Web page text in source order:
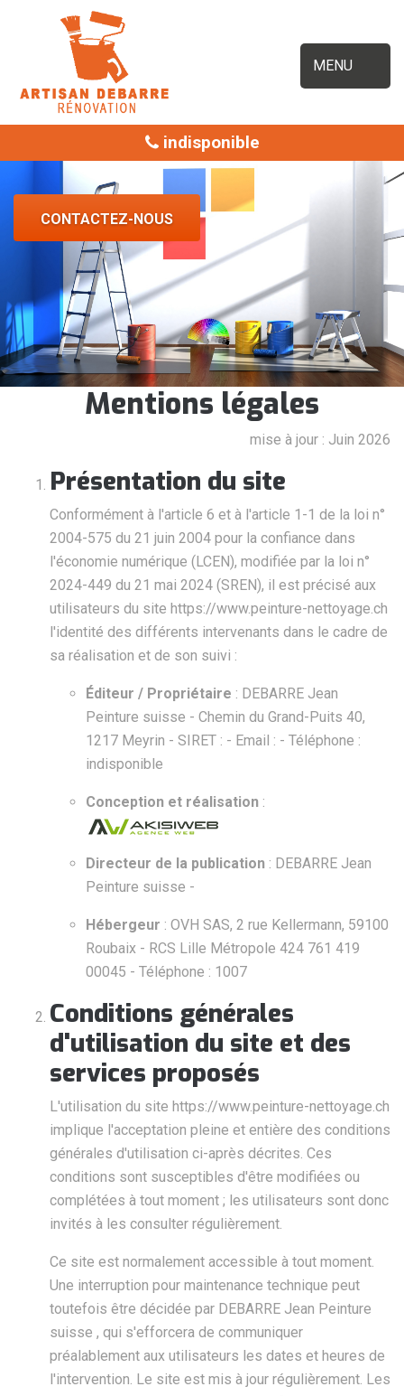
MENU
indisponible
CONTACTEZ-NOUS
Mentions légales
mise à jour : Juin 2026
Présentation du site
Conformément à l'article 6 et à l'article 1-1 de la loi n°
2004-575 du 21 juin 2004 pour la confiance dans
l'économie numérique (LCEN), modifiée par la loi n°
2024-449 du 21 mai 2024 (SREN), il est précisé aux
utilisateurs du site https://www.peinture-nettoyage.ch
l'identité des différents intervenants dans le cadre de
sa réalisation et de son suivi :
Éditeur / Propriétaire : DEBARRE Jean
Peinture suisse - Chemin du Grand-Puits 40,
1217 Meyrin - SIRET : - Email : - Téléphone :
indisponible
Conception et réalisation :
Directeur de la publication : DEBARRE Jean
Peinture suisse -
Hébergeur : OVH SAS, 2 rue Kellermann, 59100
Roubaix - RCS Lille Métropole 424 761 419
00045 - Téléphone : 1007
Conditions générales
d'utilisation du site et des
services proposés
L'utilisation du site https://www.peinture-nettoyage.ch
implique l'acceptation pleine et entière des conditions
générales d'utilisation ci-après décrites. Ces
conditions sont susceptibles d'être modifiées ou
complétées à tout moment ; les utilisateurs sont donc
invités à les consulter régulièrement.
Ce site est normalement accessible à tout moment.
Une interruption pour maintenance technique peut
toutefois être décidée par DEBARRE Jean Peinture
suisse , qui s'efforcera de communiquer
préalablement aux utilisateurs les dates et heures de
l'intervention. Le site est mis à jour régulièrement. Les